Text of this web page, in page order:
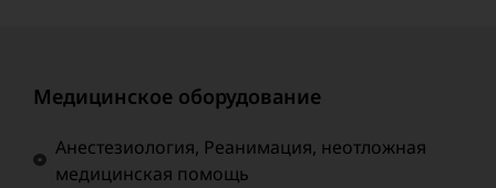
Медицинское оборудование
Анестезиология, Реанимация, неотложная
медицинская помощь